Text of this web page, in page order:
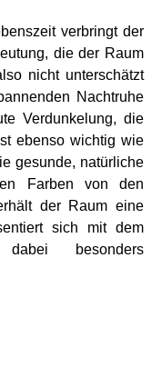
verbringt der
die der Raum
nicht unterschätzt
Nachtruhe
Verdunkelung, die
ebenso wichtig wie
gesunde, natürliche
Farben von den
der Raum eine
sich mit dem
dabei besonders